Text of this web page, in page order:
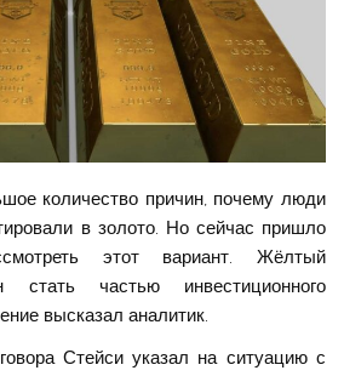
количество причин, почему люди
в золото. Но сейчас пришло
этот вариант. Жёлтый
стать частью инвестиционного
высказал аналитик.
Стейси указал на ситуацию с